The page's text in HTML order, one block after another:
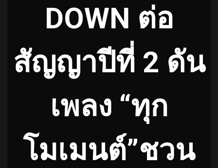
DOWN ต่อ
สัญญาปีที่ 2 ดัน
เพลง “ทุก
โมเมนต์”ชวน